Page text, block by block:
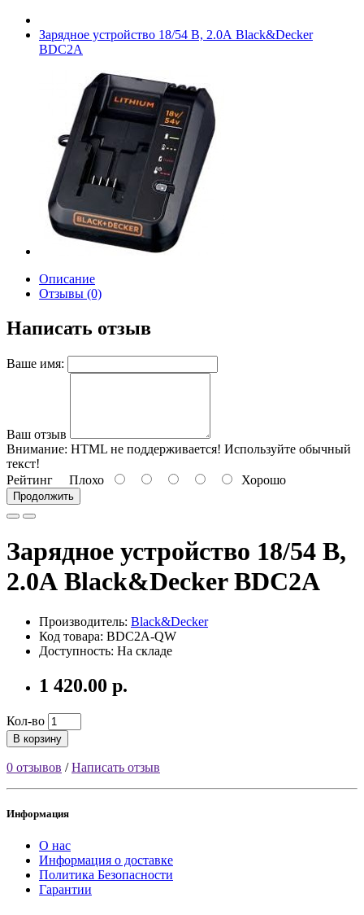
Зарядное устройство 18/54 В, 2.0А Black&Decker
BDC2A
Описание
Отзывы (0)
Написать отзыв
Ваше имя:
Ваш отзыв
Внимание: HTML не поддерживается! Используйте обычный
текст!
Рейтинг Плохо Хорошо
Продолжить
Зарядное устройство 18/54 В,
2.0А Black&Decker BDC2A
Производитель: Black&Decker
Код товара: BDC2A-QW
Доступность: На складе
1 420.00 р.
Кол-во
В корзину
0 отзывов /Написать отзыв
Информация
О нас
Информация о доставке
Политика Безопасности
Гарантии